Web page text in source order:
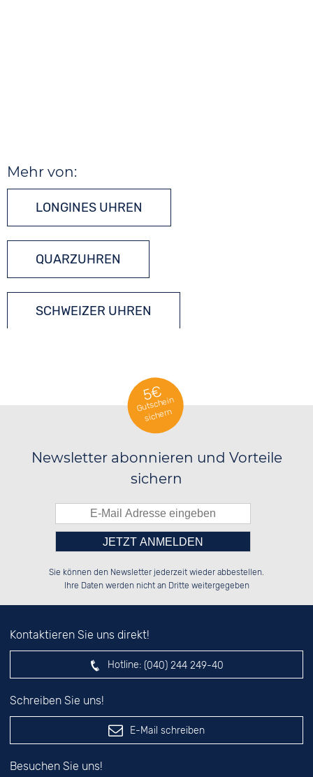
Mehr von:
LONGINES UHREN
QUARZUHREN
SCHWEIZER UHREN
5€
Gutschein
sichern
Newsletter abonnieren und Vorteile
sichern
░░░░██░░██░░██░░░░░░██░░░░░░██░░
░░████░░██████░░░░████░░░░████░░
░░░░██░░░░░░██░░██░░░░░░░░░░██░░
Bitte tragen Sie die Zahl in
das nebenstehende Feld ein.
Sie können den Newsletter jederzeit wieder abbestellen.
Ihre Daten werden nicht an Dritte weitergegeben
Kontaktieren Sie uns direkt!
Hotline: (040) 244 249-40
Schreiben Sie uns!
E-Mail schreiben
Besuchen Sie uns!